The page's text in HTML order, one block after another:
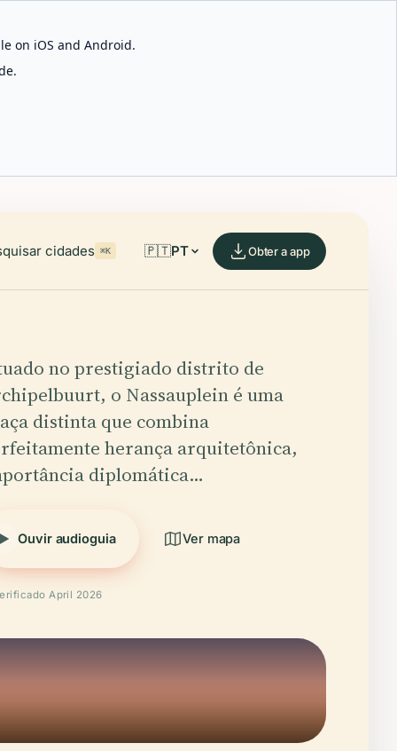
on iOS and Android.
cidades ⌘K 🇵🇹PT Obter a app
no prestigiado distrito de
o Nassauplein é uma
distinta que combina
herança arquitetônica,
diplomática…
Ouvir audioguia Ver mapa
April 2026